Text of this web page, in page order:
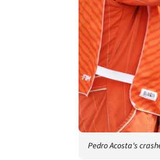
Pedro Acosta's